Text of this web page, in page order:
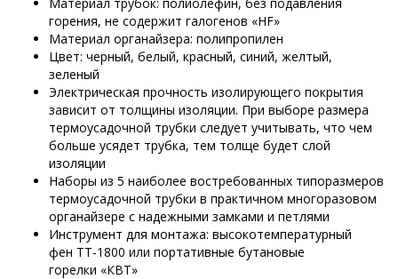
горения, не содержит галогенов «HF»
Материал органайзера: полипропилен
Цвет: черный, белый, красный, синий, желтый,
зеленый
Электрическая прочность изолирующего покрытия
зависит от толщины изоляции. При выборе размера
термоусадочной трубки следует учитывать, что чем
больше усядет трубка, тем толще будет слой
изоляции
Наборы из 5 наиболее востребованных типоразмеров
термоусадочной трубки в практичном многоразовом
органайзере с надежными замками и петлями
Инструмент для монтажа: высокотемпературный
фен ТТ-1800 или портативные бутановые
горелки «КВТ»